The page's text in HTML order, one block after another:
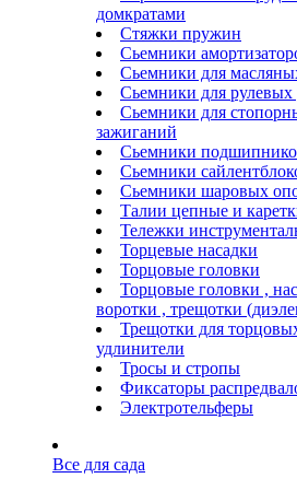
домкратами
Стяжки пружин
Сьемники
Сьемники для
Сьемники для рулевых
Сьемники для
зажиганий
Сьемники
Сьемники
Сьемники шаровых
Талии цепные и
Тележки
Торцевые насадки
Торцовые головки
Торцовые головки ,
воротки , трещотки
Трещотки для
удлинители
Тросы и стропы
Фиксаторы
Электротельферы
Все для сада